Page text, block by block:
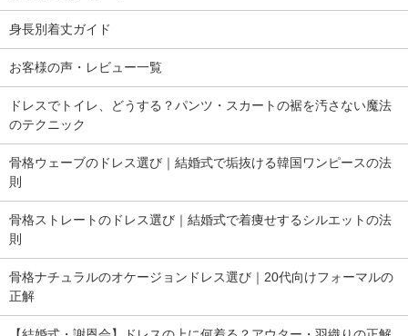
身長別着丈ガイド
お客様の声・レビュー一覧
ドレスでトイレ、どうする？パンツ・スカートの裾を汚さない魔法
のテクニック
骨格ウェーブのドレス選び｜結婚式で垢抜ける韓国ワンピースの法
則
骨格ストレートのドレス選び｜結婚式で着痩せするシルエットの法
則
骨格ナチュラルのオケージョンドレス選び｜20代向けフォーマルの
正解